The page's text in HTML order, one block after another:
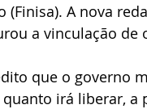
A nova
a vinculação
que o governo
quanto irá liberar,